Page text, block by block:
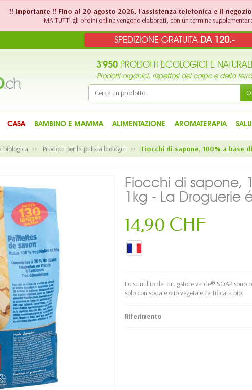
!! Importante !! Fino al 20 agosto 2026, l'assistenza telefonica e il
MA TUTTI gli ordini online vengono elaborati, con un termine
SPEDIZIONE GRATUITA DA 120.-
3'950 PRODOTTI ECOLOGICI E NATURALI
Prodotti organici, rispettosi del corpo e della terra
CASA BAMBINO E MAMMA ALIMENTAZIONE AROMATERAPIA
biologica Prodotti per la pulizia biologici Fiocchi di sapone, 100% a base
Fiocchi di sapone,
1kg - La Droguerie
14,90 CHF
Lo scintillio del drugstore verde® SOAP
solo con soda e olio vegetale certificata bio.
Riferimento